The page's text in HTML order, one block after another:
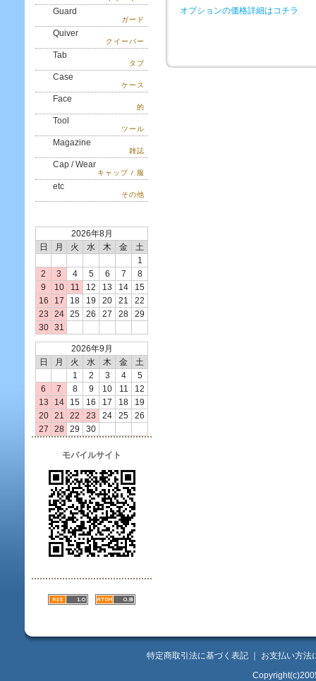
Guard
ガード
Quiver
クイーバー
Tab
タブ
Case
ケース
Face
的
Tool
ツール
Magazine
雑誌
Cap / Wear
キャップ / 服
etc
その他
2026年8月
日
月 火 水 木 金
土
1
2
3 4 5 6 7
8
9
10 11 12 13 14
15
16
17 18 19 20 21
22
23
24 25 26 27 28
29
30
31
2026年9月
日
月 火 水 木 金
土
1
2 3 4
5
6
7 8 9 10 11
12
13
14 15 16 17 18
19
20
21 22 23 24 25
26
27
28 29 30
モバイルサイト
オプションの価格詳細はコチラ
特定商取引法に基づく表記
お支払い方法